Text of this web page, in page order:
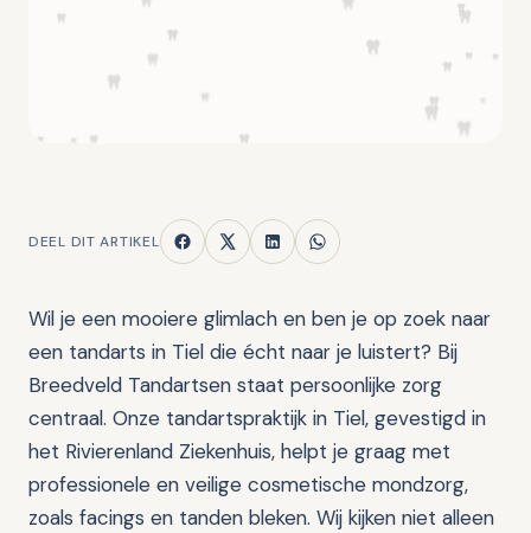
DEEL DIT ARTIKEL
Wil je een mooiere glimlach en ben je op zoek naar
een tandarts in Tiel die écht naar je luistert? Bij
Breedveld Tandartsen staat persoonlijke zorg
centraal. Onze tandartspraktijk in Tiel, gevestigd in
het Rivierenland Ziekenhuis, helpt je graag met
professionele en veilige cosmetische mondzorg,
zoals facings en tanden bleken. Wij kijken niet alleen